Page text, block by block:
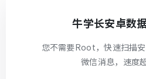
牛学长安卓数
您不需要Root，快速扫描
微信消息，速度